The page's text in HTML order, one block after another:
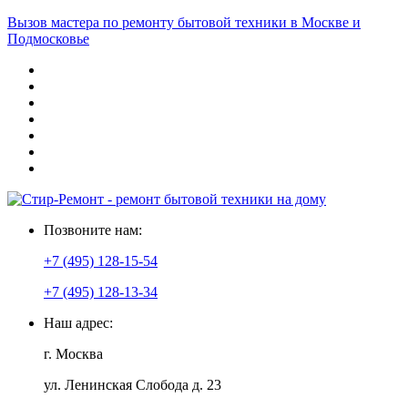
Вызов мастера по ремонту бытовой техники в Москве и
Подмосковье
Позвоните нам:
+7 (495) 128-15-54
+7 (495) 128-13-34
Наш адрес:
г. Москва
ул. Ленинская Слобода д. 23